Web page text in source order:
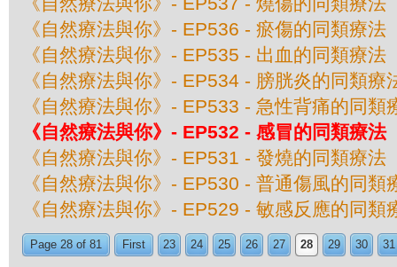
《自然療法與你》- EP536 - 瘀傷的同類療法
《自然療法與你》- EP535 - 出血的同類療法
《自然療法與你》- EP534 - 膀胱炎的同類療
《自然療法與你》- EP533 - 急性背痛的同類
《自然療法與你》- EP532 - 感冒的同類療法
《自然療法與你》- EP531 - 發燒的同類療法
《自然療法與你》- EP530 - 普通傷風的同類
《自然療法與你》- EP529 - 敏感反應的同類
Page 28 of 81 First 23 24 25 26 27 28 29 30 31